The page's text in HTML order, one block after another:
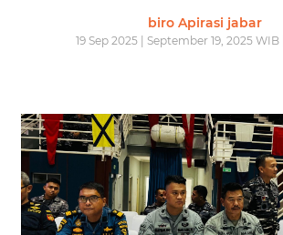
biro Apirasi jabar
19 Sep 2025 | September 19, 2025 WIB |